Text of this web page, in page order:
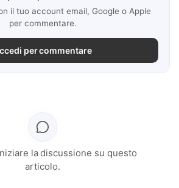
il tuo account email, Google o Apple
per commentare.
per commentare
la discussione su questo
articolo.